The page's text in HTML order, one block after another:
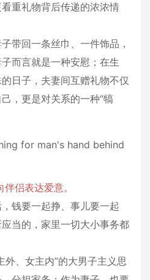
重礼物背后传递的浓浓情
带回一条丝巾、一件饰品，
而言就是一种安慰；在生
日子，夫妻间互赠礼物不仅
，更是对关系的一种“犒
侣表达爱意。
钱要一起挣、事儿要一起
当的，家里一切大小事务都
外、女主内”的大男子主义思